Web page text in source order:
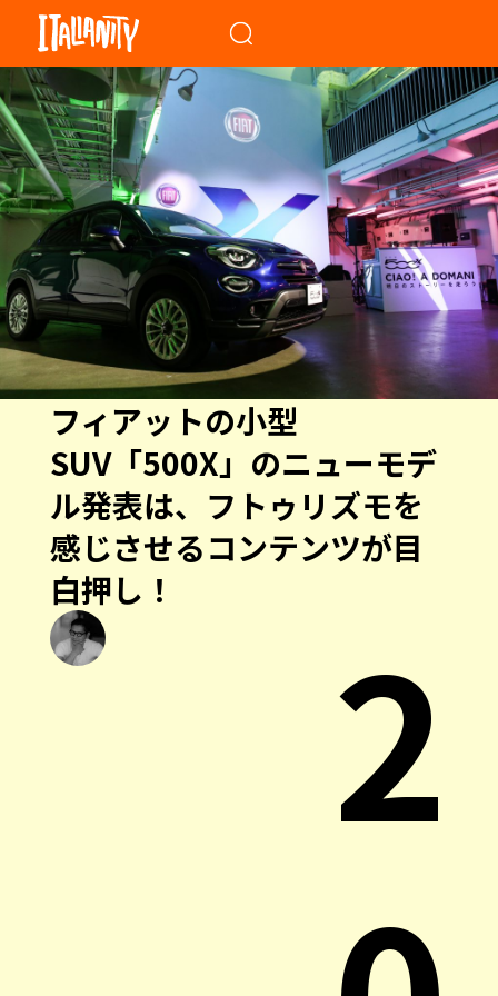
フィアットの小型
SUV「500X」のニューモデ
ル発表は、フトゥリズモを
感じさせるコンテンツが目
白押し！
2